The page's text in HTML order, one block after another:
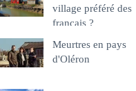
village préféré des
français ?
Meurtres en pays
d'Oléron